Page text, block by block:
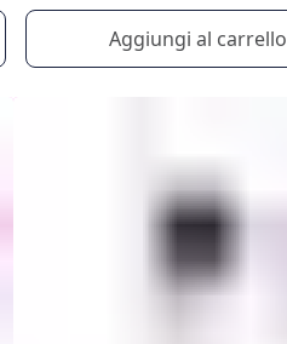
Aggiungi al carrello